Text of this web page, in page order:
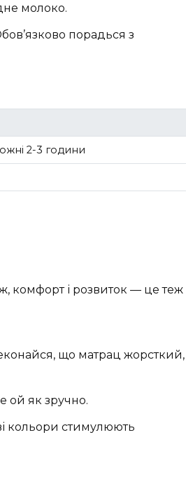
молоко.
порадься з
2-3 години
комфорт і розвиток — це теж
що матрац жорсткий,
ой як зручно.
кольори стимулюють